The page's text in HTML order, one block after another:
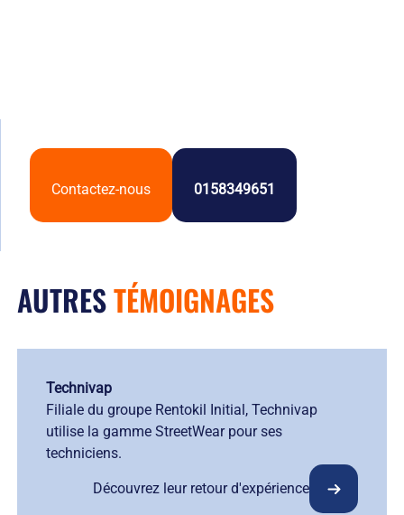
Contactez-nous 0158349651
AUTRESTÉMOIGNAGES
Technivap
Filiale du groupe Rentokil Initial, Technivap
utilise la gamme StreetWear pour ses
techniciens.
Découvrez leur retour d'expérience